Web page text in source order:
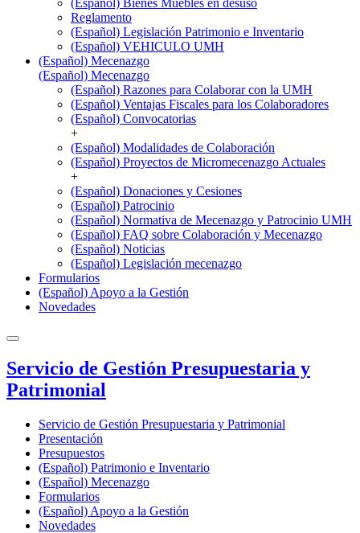
(Español) Bienes Muebles en desuso
Reglamento
(Español) Legislación Patrimonio e Inventario
(Español) VEHICULO UMH
(Español) Mecenazgo
(Español) Mecenazgo
(Español) Razones para Colaborar con la UMH
(Español) Ventajas Fiscales para los Colaboradores
(Español) Convocatorias
+
(Español) Modalidades de Colaboración
(Español) Proyectos de Micromecenazgo Actuales
+
(Español) Donaciones y Cesiones
(Español) Patrocinio
(Español) Normativa de Mecenazgo y Patrocinio UMH
(Español) FAQ sobre Colaboración y Mecenazgo
(Español) Noticias
(Español) Legislación mecenazgo
Formularios
(Español) Apoyo a la Gestión
Novedades
Servicio de Gestión Presupuestaria y
Patrimonial
Servicio de Gestión Presupuestaria y Patrimonial
Presentación
Presupuestos
(Español) Patrimonio e Inventario
(Español) Mecenazgo
Formularios
(Español) Apoyo a la Gestión
Novedades